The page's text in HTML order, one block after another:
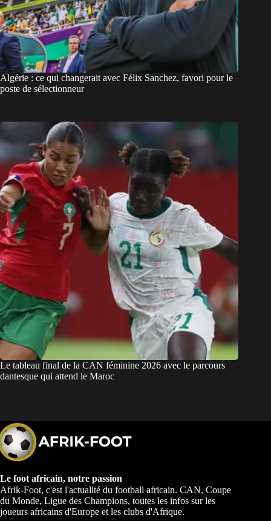
Algérie : ce qui changerait avec Félix Sanchez, favori pour le
poste de sélectionneur
Le tableau final de la CAN féminine 2026 avec le parcours
dantesque qui attend le Maroc
Le foot africain, notre passion
Afrik-Foot, c'est l'actualité du football africain. CAN, Coupe
du Monde, Ligue des Champions, toutes les infos sur les
joueurs africains d'Europe et les clubs d'Afrique.